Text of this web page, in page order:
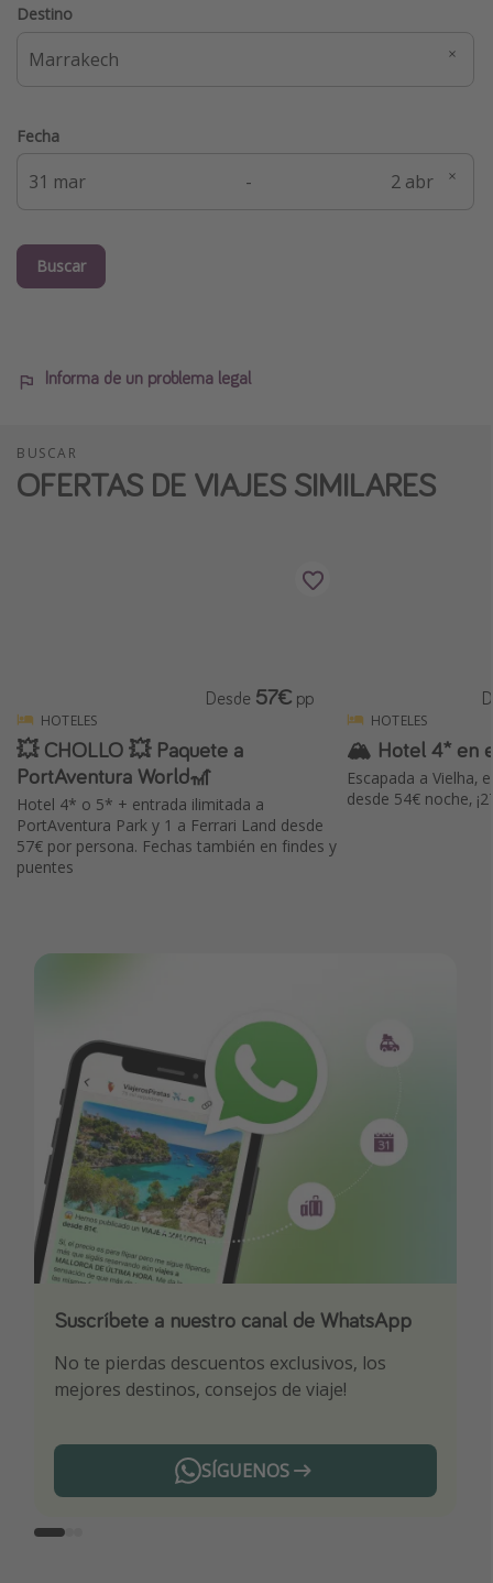
Destino
Fecha
-
Buscar
Informa de un problema legal
BUSCAR
OFERTAS DE VIAJES SIMILARES
HOTELES
💥 CHOLLO 💥 Paquete a
PortAventura World🎢
Hotel 4* o 5* + entrada ilimitada a
PortAventura Park y 1 a Ferrari Land desde
57€ por persona. Fechas también en findes y
puentes
Desde 57€ pp
HOTELES
🏔 Hotel 4* en
Escapada a Vielha,
desde 54€ noche,
Suscríbete a nuestro canal de WhatsApp
No te pierdas descuentos exclusivos, los
mejores destinos, consejos de viaje!
SÍGUENOS
Descarga nuestra app
Sé el primero en reservar nuestros chollazos
¡Suscríbete a nuestro canal de Telegram!
¡Recibe las mejores ofertas seleccionadas para
ti por nuestros expertos en viajes
Telegram